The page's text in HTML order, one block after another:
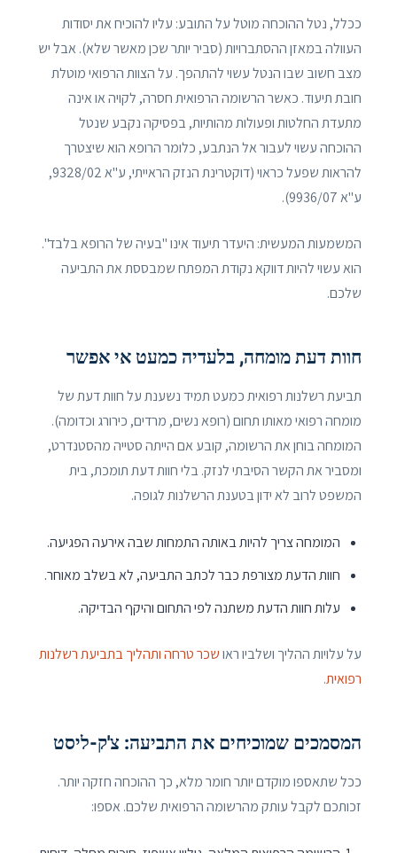
ככלל, נטל ההוכחה מוטל על התובע: עליו להוכיח את יסודות
העוולה במאזן ההסתברויות (סביר יותר שכן מאשר שלא). אבל יש
מצב חשוב שבו הנטל עשוי להתהפך. על הצוות הרפואי מוטלת
חובת תיעוד. כאשר הרשומה הרפואית חסרה, לקויה או אינה
מתעדת החלטות ופעולות מהותיות, בפסיקה נקבע שנטל
ההוכחה עשוי לעבור אל הנתבע, כלומר הרופא הוא שיצטרך
להראות שפעל כראוי (דוקטרינת הנזק הראייתי, ע"א 9328/02,
ע"א 9936/07).
המשמעות המעשית: היעדר תיעוד אינו "בעיה של הרופא בלבד".
הוא עשוי להיות דווקא נקודת המפתח שמבססת את התביעה
שלכם.
חוות דעת מומחה, בלעדיה כמעט אי אפשר
תביעת רשלנות רפואית כמעט תמיד נשענת על חוות דעת של
מומחה רפואי מאותו תחום (רופא נשים, מרדים, כירורג וכדומה).
המומחה בוחן את הרשומה, קובע אם הייתה סטייה מהסטנדרט,
ומסביר את הקשר הסיבתי לנזק. בלי חוות דעת תומכת, בית
המשפט לרוב לא ידון בטענת הרשלנות לגופה.
המומחה צריך להיות באותה התמחות שבה אירעה הפגיעה.
חוות הדעת מצורפת כבר לכתב התביעה, לא בשלב מאוחר.
עלות חוות הדעת משתנה לפי התחום והיקף הבדיקה.
על עלויות ההליך ושלביו ראושכר טרחה ותהליך בתביעת רשלנות
רפואית.
המסמכים שמוכיחים את התביעה: צ'ק-ליסט
ככל שתאספו מוקדם יותר חומר מלא, כך ההוכחה חזקה יותר.
זכותכם לקבל עותק מהרשומה הרפואית שלכם. אספו: